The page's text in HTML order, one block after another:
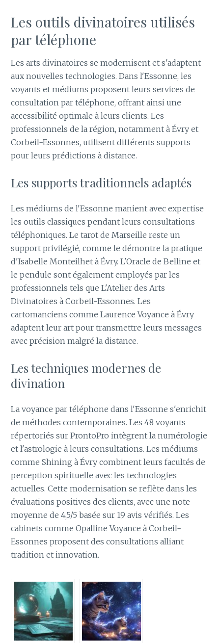
Les outils divinatoires utilisés
par téléphone
Les arts divinatoires se modernisent et s'adaptent
aux nouvelles technologies. Dans l'Essonne, les
voyants et médiums proposent leurs services de
consultation par téléphone, offrant ainsi une
accessibilité optimale à leurs clients. Les
professionnels de la région, notamment à Évry et
Corbeil-Essonnes, utilisent différents supports
pour leurs prédictions à distance.
Les supports traditionnels adaptés
Les médiums de l'Essonne manient avec expertise
les outils classiques pendant leurs consultations
téléphoniques. Le tarot de Marseille reste un
support privilégié, comme le démontre la pratique
d'Isabelle Monteilhet à Évry. L'Oracle de Belline et
le pendule sont également employés par les
professionnels tels que L'Atelier des Arts
Divinatoires à Corbeil-Essonnes. Les
cartomanciens comme Laurence Voyance à Évry
adaptent leur art pour transmettre leurs messages
avec précision malgré la distance.
Les techniques modernes de
divination
La voyance par téléphone dans l'Essonne s'enrichit
de méthodes contemporaines. Les 48 voyants
répertoriés sur ProntoPro intègrent la numérologie
et l'astrologie à leurs consultations. Les médiums
comme Shining à Évry combinent leurs facultés de
perception spirituelle avec les technologies
actuelles. Cette modernisation se reflète dans les
évaluations positives des clients, avec une note
moyenne de 4,5/5 basée sur 19 avis vérifiés. Les
cabinets comme Opalline Voyance à Corbeil-
Essonnes proposent des consultations alliant
tradition et innovation.